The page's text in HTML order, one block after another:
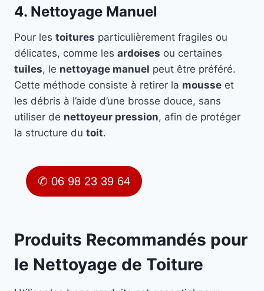
4. Nettoyage Manuel
Pour les toitures particulièrement fragiles ou
délicates, comme les ardoises ou certaines
tuiles, le nettoyage manuel peut être préféré.
Cette méthode consiste à retirer la mousse et
les débris à l’aide d’une brosse douce, sans
utiliser de nettoyeur pression, afin de protéger
la structure du toit.
✆ 06 98 23 39 64
Produits Recommandés pour
le Nettoyage de Toiture